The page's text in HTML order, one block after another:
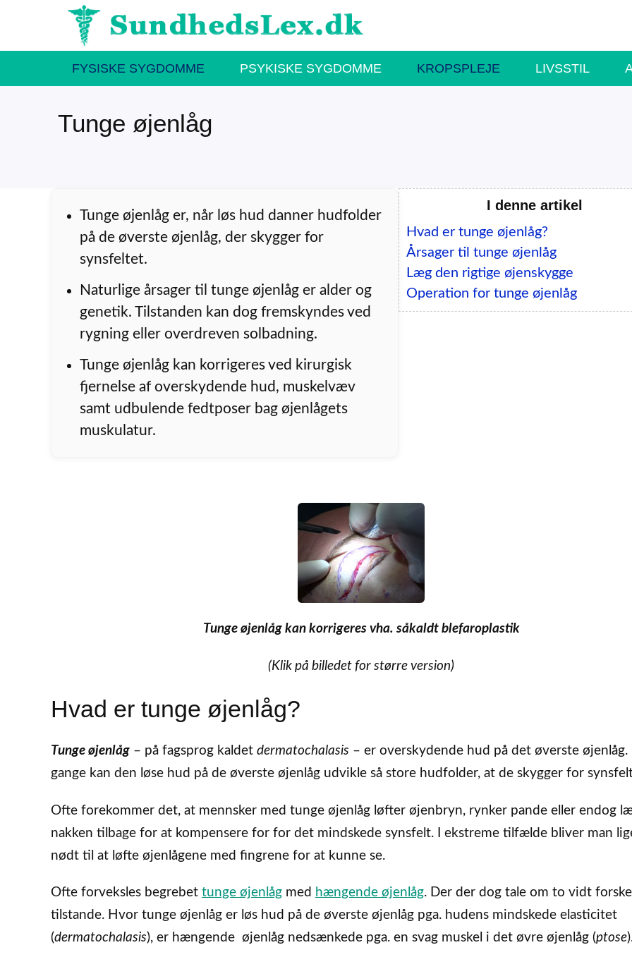
indhold
FYSISKE SYGDOMME PSYKISKE SYGDOMME KROPSPLEJE LIVSSTIL
Tunge øjenlåg
Tunge øjenlåg er, når løs hud danner hudfolder
på de øverste øjenlåg, der skygger for
synsfeltet.
Naturlige årsager til tunge øjenlåg er alder og
genetik. Tilstanden kan dog fremskyndes ved
rygning eller overdreven solbadning.
Tunge øjenlåg kan korrigeres ved kirurgisk
fjernelse af overskydende hud, muskelvæv
samt udbulende fedtposer bag øjenlågets
muskulatur.
I denne artikel
Hvad er tunge øjenlåg?
Årsager til tunge øjenlåg
Læg den rigtige øjenskygge
Operation for tunge øjenlåg
Tunge øjenlåg kan korrigeres vha. såkaldt blefaroplastik
(Klik på billedet for større version)
Hvad er tunge øjenlåg?
Tunge øjenlåg – på fagsprog kaldet dermatochalasis – er overskydende hud på det øverste øjenlåg.
gange kan den løse hud på de øverste øjenlåg udvikle så store hudfolder, at de skygger for
Ofte forekommer det, at mennsker med tunge øjenlåg løfter øjenbryn, rynker pande eller endog
nakken tilbage for at kompensere for for det mindskede synsfelt. I ekstreme tilfælde bliver man
nødt til at løfte øjenlågene med fingrene for at kunne se.
Ofte forveksles begrebet tunge øjenlåg med hængende øjenlåg. Der der dog tale om to vidt
tilstande. Hvor tunge øjenlåg er løs hud på de øverste øjenlåg pga. hudens mindskede elasticitet
(dermatochalasis), er hængende øjenlåg nedsænkede pga. en svag muskel i det øvre øjenlåg (ptose